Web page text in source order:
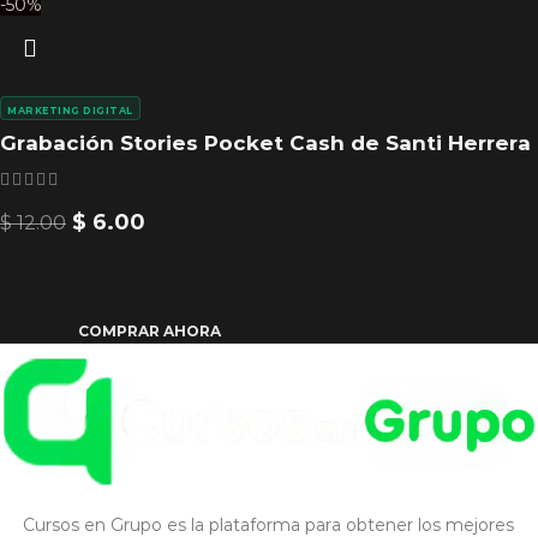
-50%
Grabación Stories Pocket Cash de Santi Herrera
MARKETING DIGITAL
$12.00 $ 6.00
COMPRAR AHORA
Cursos en Grupo es la plataforma para obtener los mejores